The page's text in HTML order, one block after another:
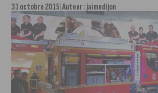
31 octobre 2015 Auteur :jaimedijon